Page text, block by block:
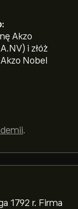
Akzo
i złóż
Nobel
.
1792 r. Firma